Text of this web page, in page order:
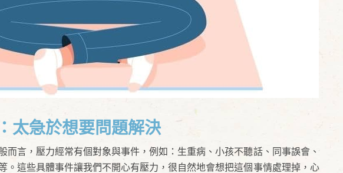
太急於想要問題解決
而言，壓力經常有個對象與事件，例如：生重病、小孩不聽話、同事誤會、
。這些具體事件讓我們不開心有壓力，很自然地會想把這個事情處理掉，心